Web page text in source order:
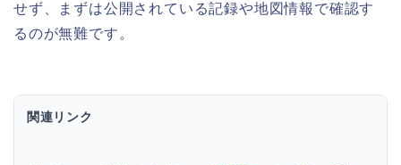
せず、まずは公開されている記録や地図情報で確認す
るのが無難です。
関連リンク